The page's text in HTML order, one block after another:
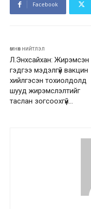
Facebook
өмнөх нийтлэл
Л.Энхсайхан: Жирэмсэн
гэдгээ мэдэлгүй вакцин
хийлгэсэн тохиолдолд
шууд жирэмслэлтийг
таслан зогсоохгүй…